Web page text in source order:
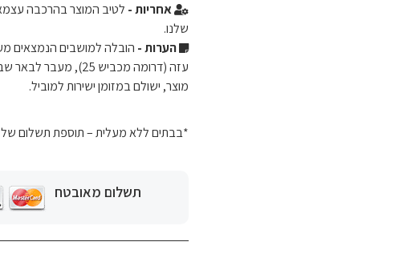
אחריות -
שלנו.
הערות -
מוצר, ישולם במזומן ישירות למוביל.
*בבתים ללא מעלית – תוספת תשלום של 50 ש"ח לכל קומה מעל קומה 2. ישולם ישירות למוביל.
תשלום מאובטח